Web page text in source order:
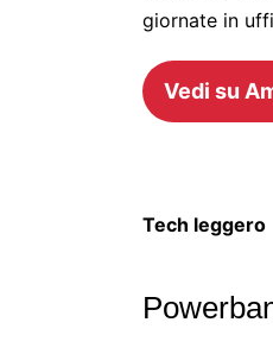
giornate in
Vedi su
Tech leggero